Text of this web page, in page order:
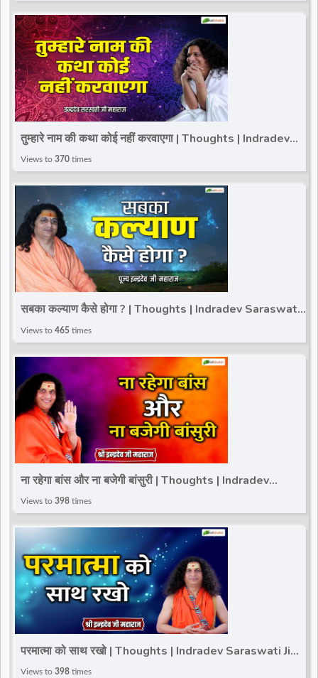
तुम्हारे नाम की कथा कोई नहीं करवाएगा | Thoughts | Indradev
Saraswati Ji Maharaj
Views to 370 times
सबका कल्याण कैसे होगा ? | Thoughts | Indradev Saraswati
Ji Maharaj
Views to 465 times
ना रहेगा बांस और ना बजेगी बांसुरी | Thoughts | Indradev
Saraswati Ji Maharaj
Views to 398 times
परमात्मा को साथ रखो | Thoughts | Indradev Saraswati Ji
Maharaj
Views to 398 times